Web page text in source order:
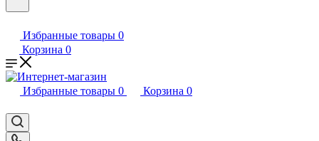
Избранные товары 0
Корзина 0
Избранные товары 0 Корзина 0